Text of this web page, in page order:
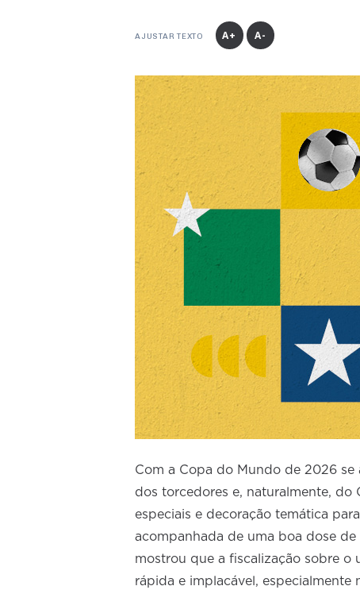
AJUSTAR TEXTO A+ A-
Com a Copa do Mundo de 2026
dos torcedores e, naturalmente, do
especiais e decoração temática
acompanhada de uma boa dose
mostrou que a fiscalização sobre o
rápida e implacável, especialmente